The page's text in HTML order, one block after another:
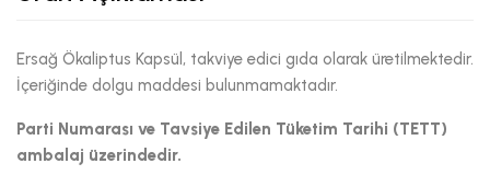
Ersağ Ökaliptus Kapsül, takviye edici gıda olarak üretilmektedir.
İçeriğinde dolgu maddesi bulunmamaktadır.
Parti Numarası ve Tavsiye Edilen Tüketim Tarihi (TETT)
ambalaj üzerindedir.